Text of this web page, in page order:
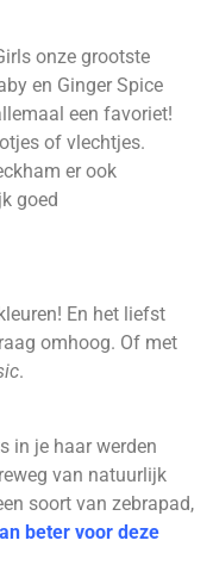
onze grootste
en Ginger Spice
een favoriet!
of vlechtjes.
er ook
goed
En het liefst
omhoog. Of met
.
in je haar werden
van natuurlijk
soort van zebrapad,
beter voor deze